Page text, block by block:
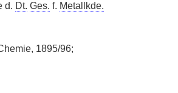
d. Dt. Ges. f. Metallkde.
1895/96;